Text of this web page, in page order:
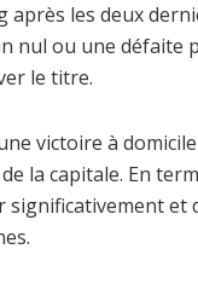
les deux
nul ou une
le titre.
victoire à
la capitale. En
et